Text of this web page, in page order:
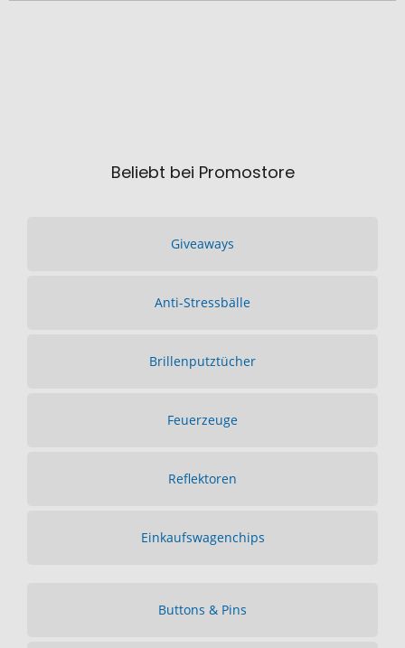
Beliebt bei Promostore
Giveaways
Anti-Stressbälle
Brillenputztücher
Feuerzeuge
Reflektoren
Einkaufswagenchips
Buttons & Pins